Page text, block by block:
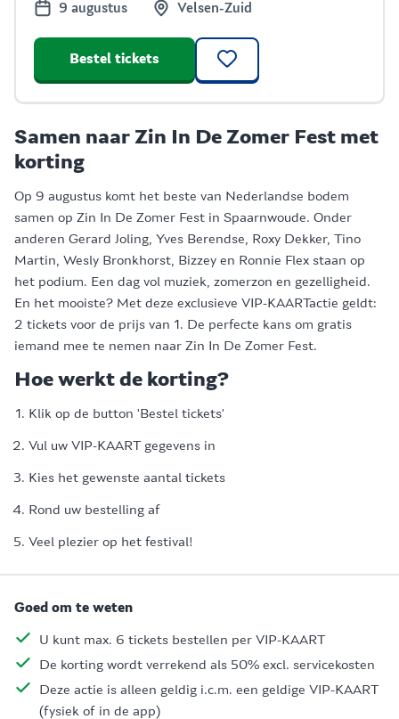
9 augustus Velsen-Zuid
Bestel tickets
Samen naar Zin In De Zomer Fest met
korting
Op 9 augustus komt het beste van Nederlandse bodem
samen op Zin In De Zomer Fest in Spaarnwoude. Onder
anderen Gerard Joling, Yves Berendse, Roxy Dekker, Tino
Martin, Wesly Bronkhorst, Bizzey en Ronnie Flex staan op
het podium. Een dag vol muziek, zomerzon en gezelligheid.
En het mooiste? Met deze exclusieve VIP-KAARTactie geldt:
2 tickets voor de prijs van 1. De perfecte kans om gratis
iemand mee te nemen naar Zin In De Zomer Fest.
Hoe werkt de korting?
Klik op de button 'Bestel tickets'
Vul uw VIP-KAART gegevens in
Kies het gewenste aantal tickets
Rond uw bestelling af
Veel plezier op het festival!
Goed om te weten
U kunt max. 6 tickets bestellen per VIP-KAART
De korting wordt verrekend als 50% excl. servicekosten
Deze actie is alleen geldig i.c.m. een geldige VIP-KAART
(fysiek of in de app)